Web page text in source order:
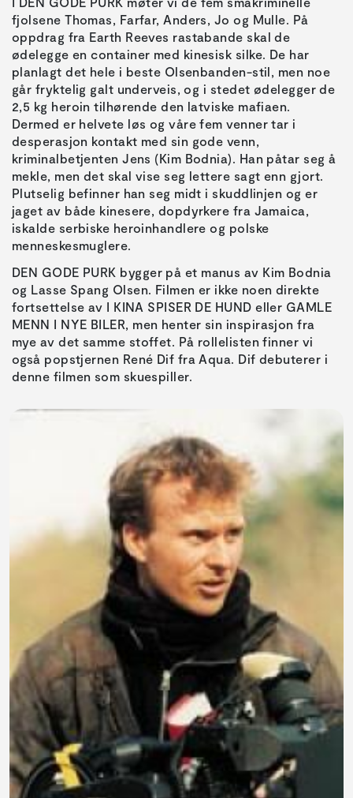
fjolsene Thomas, Farfar, Anders, Jo og Mulle. På
oppdrag fra Earth Reeves rastabande skal de
ødelegge en container med kinesisk silke. De har
planlagt det hele i beste Olsenbanden-stil, men noe
går fryktelig galt underveis, og i stedet ødelegger de
2,5 kg heroin tilhørende den latviske mafiaen.
Dermed er helvete løs og våre fem venner tar i
desperasjon kontakt med sin gode venn,
kriminalbetjenten Jens (Kim Bodnia). Han påtar seg å
mekle, men det skal vise seg lettere sagt enn gjort.
Plutselig befinner han seg midt i skuddlinjen og er
jaget av både kinesere, dopdyrkere fra Jamaica,
iskalde serbiske heroinhandlere og polske
menneskesmuglere.
DEN GODE PURK bygger på et manus av Kim Bodnia
og Lasse Spang Olsen. Filmen er ikke noen direkte
fortsettelse av I KINA SPISER DE HUND eller GAMLE
MENN I NYE BILER, men henter sin inspirasjon fra
mye av det samme stoffet. På rollelisten finner vi
også popstjernen René Dif fra Aqua. Dif debuterer i
denne filmen som skuespiller.